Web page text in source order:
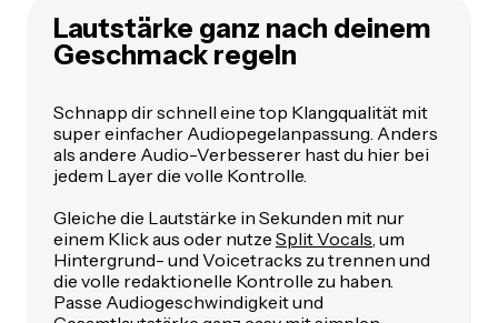
Lautstärke ganz nach deinem
Geschmack regeln
Schnapp dir schnell eine top Klangqualität mit
super einfacher Audiopegelanpassung. Anders
als andere Audio-Verbesserer hast du hier bei
jedem Layer die volle Kontrolle.
Gleiche die Lautstärke in Sekunden mit nur
einem Klick aus oder nutze Split Vocals, um
Hintergrund- und Voicetracks zu trennen und
die volle redaktionelle Kontrolle zu haben.
Passe Audiogeschwindigkeit und